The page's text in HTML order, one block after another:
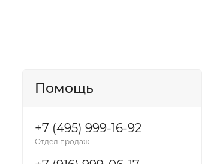
Помощь
+7 (495) 999-16-92
Отдел продаж